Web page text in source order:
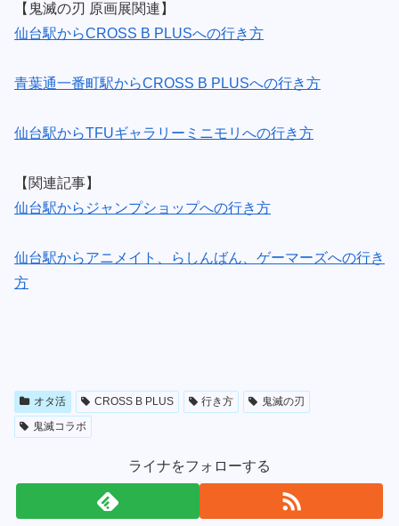
【鬼滅の刃 原画展関連】
仙台駅からCROSS B PLUSへの行き方
青葉通一番町駅からCROSS B PLUSへの行き方
仙台駅からTFUギャラリーミニモリへの行き方
【関連記事】
仙台駅からジャンプショップへの行き方
仙台駅からアニメイト、らしんばん、ゲーマーズへの行き
方
オタ活 CROSS B PLUS 行き方
鬼滅の刃
鬼滅コラボ
ライナをフォローする